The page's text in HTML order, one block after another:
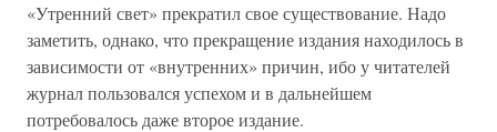
«Утренний свет» прекратил свое существование. Надо
заметить, однако, что прекращение издания находилось в
зависимости от «внутренних» причин, ибо у читателей
журнал пользовался успехом и в дальнейшем
потребовалось даже второе издание.